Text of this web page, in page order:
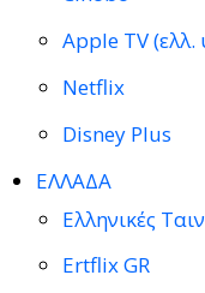
Apple TV (ελλ.
Netflix
Disney Plus
ΕΛΛΑΔΑ
Ελληνικές
Ertflix GR